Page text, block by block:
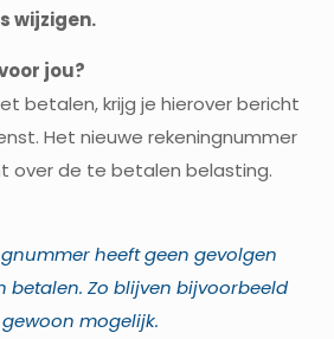
wijzigen.
jou?
betalen, krijg je hierover bericht
Het nieuwe rekeningnummer
over de te betalen belasting.
heeft geen gevolgen
betalen. Zo blijven bijvoorbeeld
mogelijk.